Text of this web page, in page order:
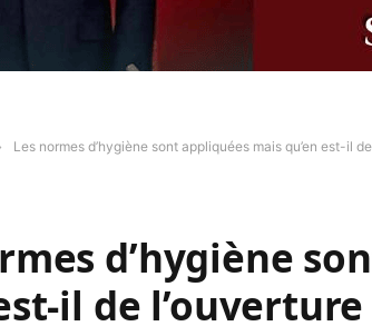
Les normes d’hygiène sont appliquées mais qu’en est-il
d’hygiène
il de